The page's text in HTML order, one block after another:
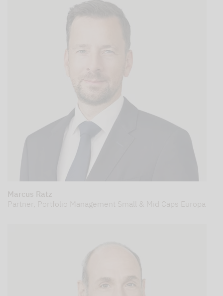
Marcus Ratz
Partner, Portfolio Management Small & Mid Caps Europa